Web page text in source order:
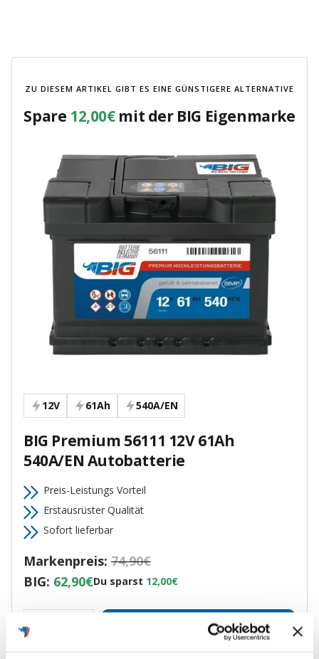
ZU DIESEM ARTIKEL GIBT ES EINE GÜNSTIGERE ALTERNATIVE
Spare 12,00€mit der BIG Eigenmarke
12V 61Ah 540A/EN
BIG Premium 56111 12V 61Ah
540A/EN Autobatterie
Preis-Leistungs Vorteil
Erstausrüster Qualität
Sofort lieferbar
Markenpreis: 74,90€
BIG: 62,90€Du sparst 12,00€
In den Warenkorb